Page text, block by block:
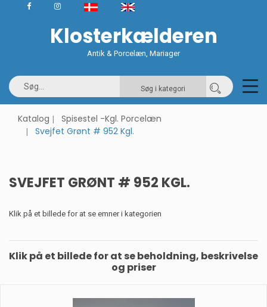
Klosterkælderen
Antik & Porcelæn, Mariager
Søg i kategori
Katalog
Spisestel -Kgl. Porcelæn
Svejfet Grønt # 952 Kgl.
SVEJFET GRØNT # 952 KGL.
Klik på et billede for at se emner i kategorien
Klik på et billede for at se beholdning, beskrivelse
og priser